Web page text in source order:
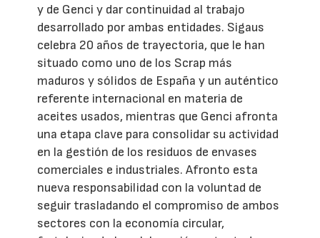
y de Genci y dar continuidad al trabajo
desarrollado por ambas entidades. Sigaus
celebra 20 años de trayectoria, que le han
situado como uno de los Scrap más
maduros y sólidos de España y un auténtico
referente internacional en materia de
aceites usados, mientras que Genci afronta
una etapa clave para consolidar su actividad
en la gestión de los residuos de envases
comerciales e industriales. Afronto esta
nueva responsabilidad con la voluntad de
seguir trasladando el compromiso de ambos
sectores con la economía circular,